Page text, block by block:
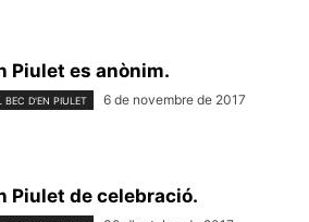
Piulet es anònim.
BEC D'EN PIULET 6 de novembre de 2017
Piulet de celebració.